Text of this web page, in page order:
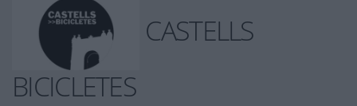
CASTELLS
BICICLETES